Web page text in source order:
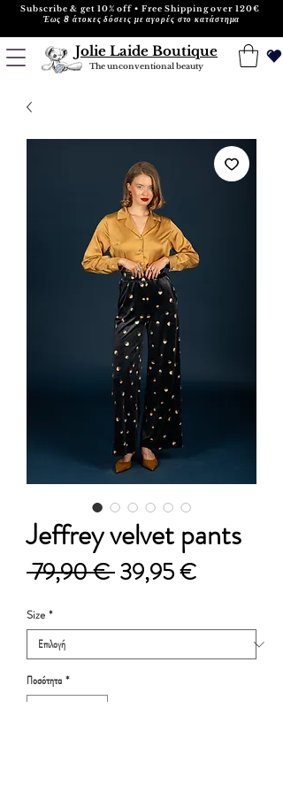
Subscribe & get 10% off • Free Shipping over 120€
Έως 8 άτοκες δόσεις με αγορές στο κατάστημα
Jolie Laide Boutique
The unconventional beauty
Jeffrey velvet pants
79,90 € Κανονική
39,95 €Τιμή
Size *
Ποσότητα *